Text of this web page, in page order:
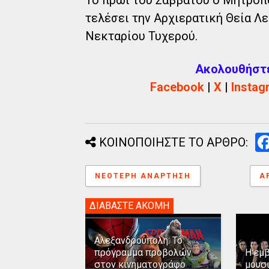
τελέσει την Αρχιερατική Θεία
Νεκταρίου Τυχερού.
Facebook| X|
ΚΟΙΝΟΠΟΙΗΣΤΕ ΤΟ ΑΡΘΡΟ:
ΝΕΌΤΕΡΗ ΑΝΆΡΤΗΣΗ
ΔΙΑΒΑΣΤΕ ΑΚΟΜΗ
Αλεξανδρούπολη: Το
πρόγραμμα προβολών
στον κινηματογράφο
Η